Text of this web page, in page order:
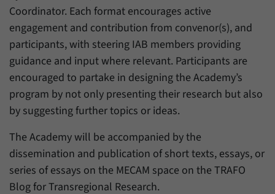
Coordinator. Each format encourages active
engagement and contribution from convenor(s), and
participants, with steering IAB members providing
guidance and input where relevant. Participants are
encouraged to partake in designing the Academy’s
program by not only presenting their research but also
by suggesting further topics or ideas.
The Academy will be accompanied by the
dissemination and publication of short texts, essays, or
series of essays on the MECAM space on the TRAFO
Blog for Transregional Research.